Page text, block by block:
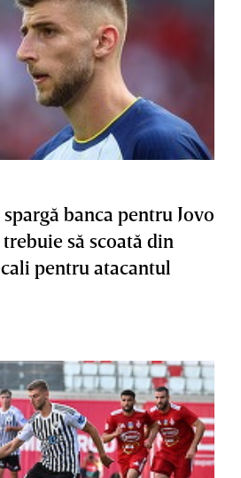
spargă banca pentru Jovo
să scoată din
pentru atacantul